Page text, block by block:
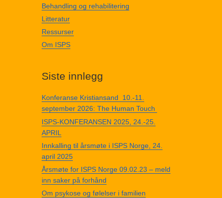
Behandling og rehabilitering
Litteratur
Ressurser
Om ISPS
Siste innlegg
Konferanse Kristiansand 10.-11.
september 2026: The Human Touch
ISPS-KONFERANSEN 2025, 24.-25.
APRIL
Innkalling til årsmøte i ISPS Norge, 24.
april 2025
Årsmøte for ISPS Norge 09.02.23 – meld
inn saker på forhånd
Om psykose og følelser i familien